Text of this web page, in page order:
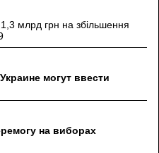
млрд грн на збільшення
могут ввести
на виборах